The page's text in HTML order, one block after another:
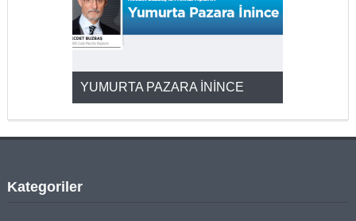
YUMURTA PAZARA İNİNCE
Kategoriler